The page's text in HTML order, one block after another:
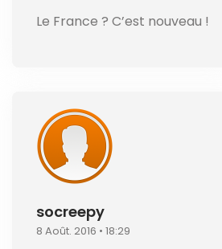
Le France ? C’est nouveau !
socreepy
8 Août. 2016 • 18:29